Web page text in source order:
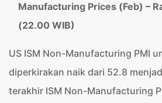
Manufacturing Prices (Feb) –
(22.00 WIB)
US ISM Non-Manufacturing PMI
diperkirakan naik dari 52.8
terakhir ISM Non-Manufacturing